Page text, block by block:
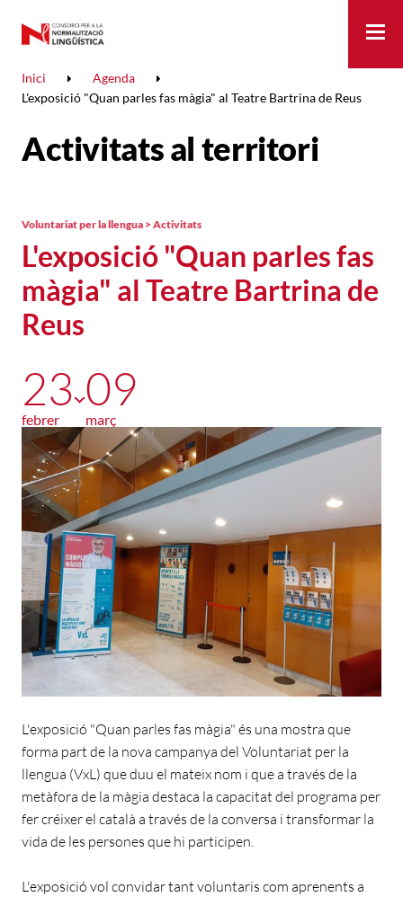
Inici
Agenda
L'exposició "Quan parles fas màgia" al Teatre Bartrina de Reus
Activitats al territori
L'exposició "Quan parles fas
màgia" al Teatre Bartrina de
Reus
Voluntariat per la llengua > Activitats
23
febrer
09
març
L'exposició "Quan parles fas màgia" és una mostra que
forma part de la nova campanya del Voluntariat per la
llengua (VxL) que duu el mateix nom i que a través de la
metàfora de la màgia destaca la capacitat del programa per
fer créixer el català a través de la conversa i transformar la
vida de les persones que hi participen.
L'exposició vol convidar tant voluntaris com aprenents a